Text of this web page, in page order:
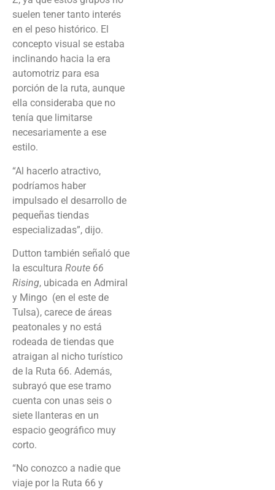
suelen tener tanto interés
en el peso histórico. El
concepto visual se estaba
inclinando hacia la era
automotriz para esa
porción de la ruta, aunque
ella consideraba que no
tenía que limitarse
necesariamente a ese
estilo.
“Al hacerlo atractivo,
podríamos haber
impulsado el desarrollo de
pequeñas tiendas
especializadas”, dijo.
Dutton también señaló que
la escultura Route 66
Rising, ubicada en Admiral
y Mingo (en el este de
Tulsa), carece de áreas
peatonales y no está
rodeada de tiendas que
atraigan al nicho turístico
de la Ruta 66. Además,
subrayó que ese tramo
cuenta con unas seis o
siete llanteras en un
espacio geográfico muy
corto.
“No conozco a nadie que
viaje por la Ruta 66 y